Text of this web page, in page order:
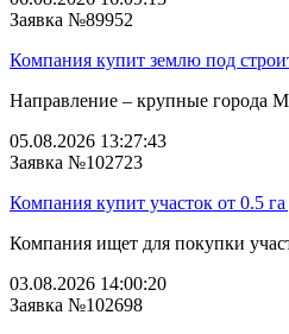
Заявка №89952
Компания купит землю под
Направление – крупные города
05.08.2026 13:27:43
Заявка №102723
Компания купит участок от 0.5
Компания ищет для покупки
03.08.2026 14:00:20
Заявка №102698